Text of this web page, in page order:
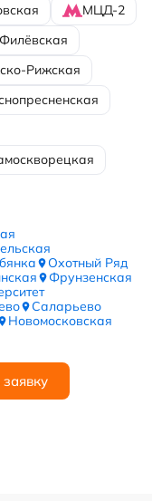
МЦД-2
Филёвская
Рижская
Охотный Ряд
Фрунзенская
Саларьево
Новомосковская